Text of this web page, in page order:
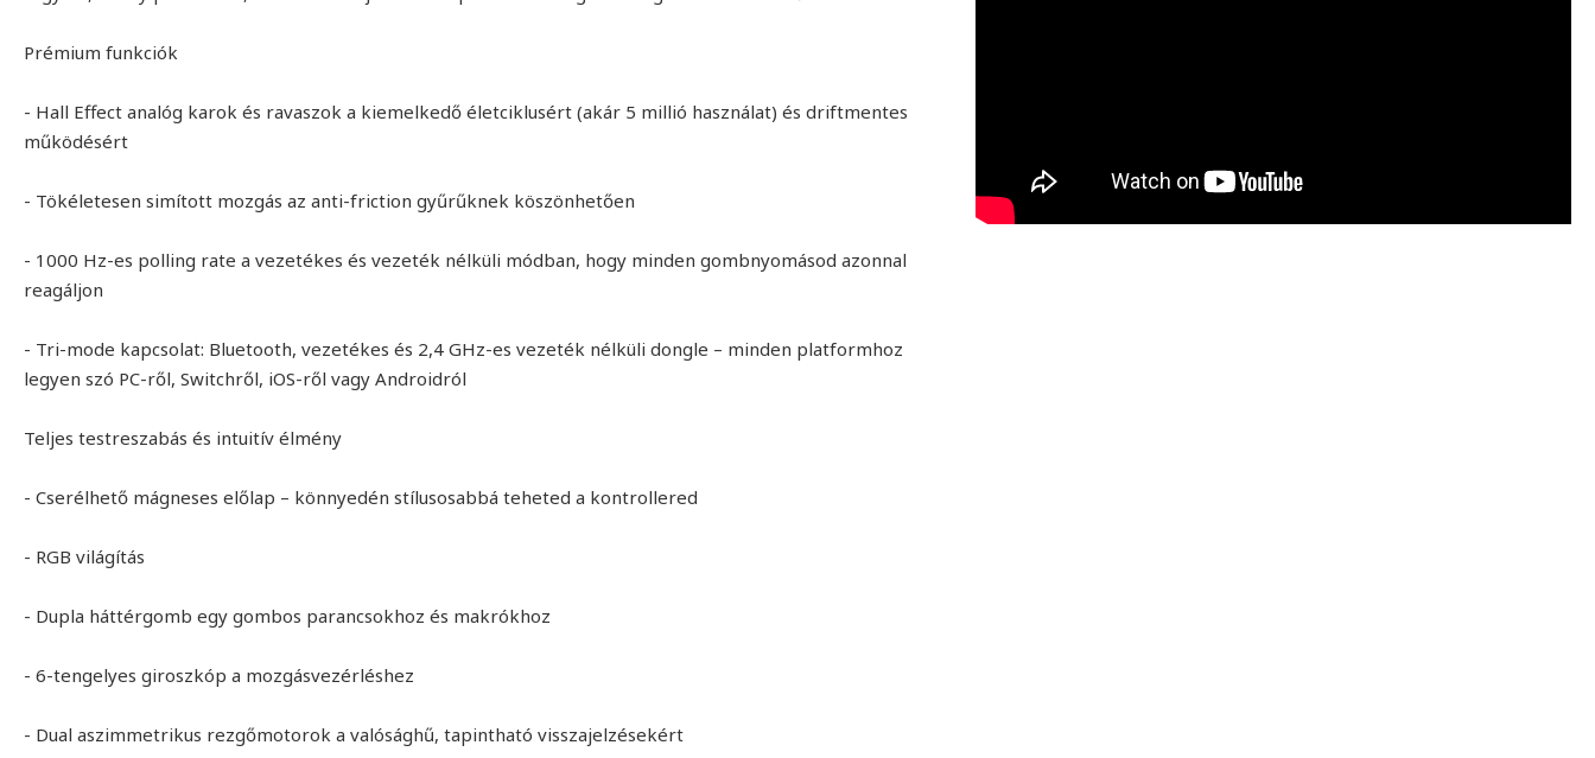
Prémium funkciók
- Hall Effect analóg karok és ravaszok a kiemelkedő életciklusért (akár 5 millió használat) és driftmentes
működésért
- Tökéletesen simított mozgás az anti-friction gyűrűknek köszönhetően
- 1000 Hz-es polling rate a vezetékes és vezeték nélküli módban, hogy minden gombnyomásod azonnal
reagáljon
- Tri-mode kapcsolat: Bluetooth, vezetékes és 2,4 GHz-es vezeték nélküli dongle – minden platformhoz
legyen szó PC-ről, Switchről, iOS-ről vagy Androidról
Teljes testreszabás és intuitív élmény
- Cserélhető mágneses előlap – könnyedén stílusosabbá teheted a kontrollered
- RGB világítás
- Dupla háttérgomb egy gombos parancsokhoz és makrókhoz
- 6-tengelyes giroszkóp a mozgásvezérléshez
- Dual aszimmetrikus rezgőmotorok a valósághű, tapintható visszajelzésekért